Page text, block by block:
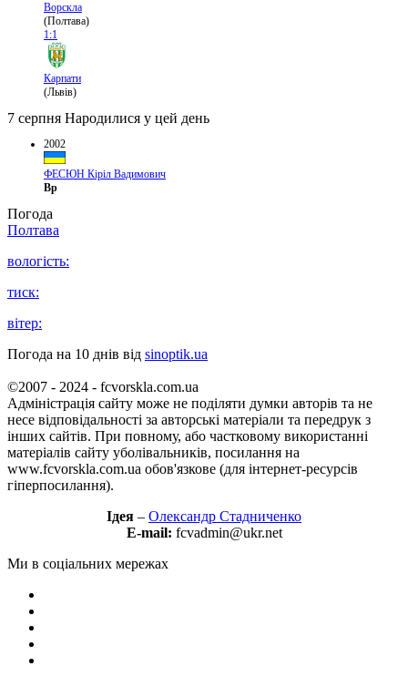
Ворскла
(Полтава)
1:1
Карпати
(Львів)
7 серпня Народилися у цей день
2002
ФЕСЮН Кіріл Вадимович
Вр
Погода
Полтава
вологість:
тиск:
вітер:
Погода на 10 днів від sinoptik.ua
©2007 - 2024 - fcvorskla.com.ua
Адміністрація сайту може не поділяти думки авторів та не
несе відповідальності за авторські матеріали та передрук з
інших сайтів. При повному, або частковому використанні
матеріалів сайту уболівальників, посилання на
www.fcvorskla.com.ua обов'язкове (для інтернет-ресурсів
гіперпосилання).
Ідея – Олександр Стадниченко
E-mail: fcvadmin@ukr.net
Ми в соціальних мережах